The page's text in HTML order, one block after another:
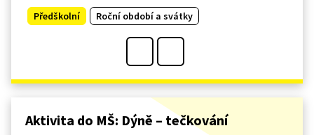
Předškolní Roční období a svátky
Aktivita do MŠ: Dýně – tečkování